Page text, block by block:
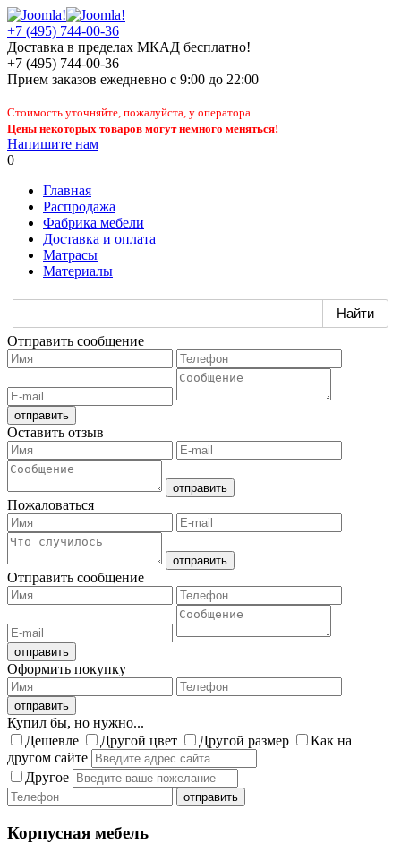
+7 (495) 744-00-36
Доставка в пределах МКАД бесплатно!
+7 (495) 744-00-36
Прием заказов ежедневно с 9:00 до 22:00
Стоимость уточняйте, пожалуйста, у оператора.
Цены некоторых товаров могут немного меняться!
Напишите нам
0
Главная
Распродажа
Фабрика мебели
Доставка и оплата
Матрасы
Материалы
Отправить сообщение
Оставить отзыв
Пожаловаться
Отправить сообщение
Оформить покупку
Купил бы, но нужно...
Дешевле
Другой цвет Другой размер
Как на
другом сайте
Другое
Корпусная мебель